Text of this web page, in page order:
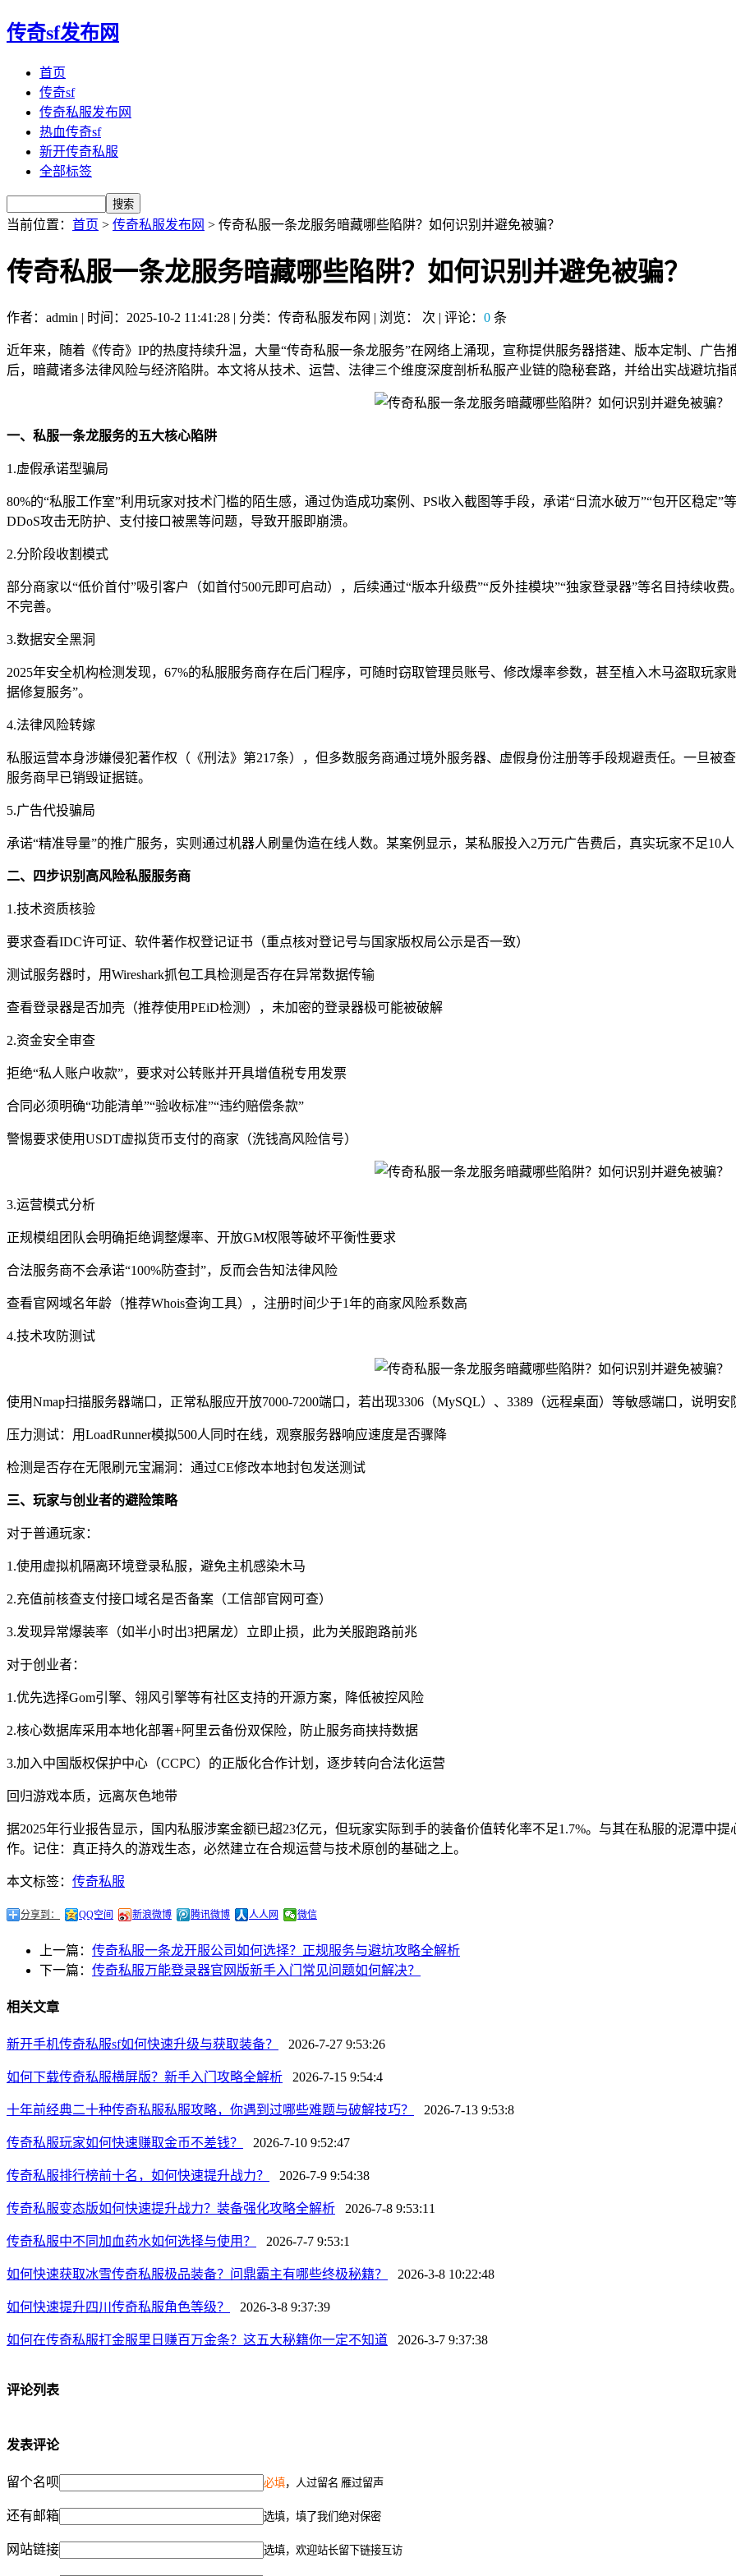
传奇sf发布网
首页
传奇sf
传奇私服发布网
热血传奇sf
新开传奇私服
全部标签
当前位置： 首页 > 传奇私服发布网 > 传奇私服一条龙服务暗藏哪些陷阱？如何识别并避免被骗？
传奇私服一条龙服务暗藏哪些陷阱？如何识别并避免被骗？
作者：admin | 时间：2025-10-2 11:41:28 | 分类：传奇私服发布网 | 浏览： 次 | 评论： 0 条
近年来，随着《传奇》IP的热度持续升温，大量“传奇私服一条龙服务”在网络上涌现，宣称提供服务器搭建、版本定制、广
后，暗藏诸多法律风险与经济陷阱。本文将从技术、运营、法律三个维度深度剖析私服产业链的隐秘套路，并给出实战避坑指
一、私服一条龙服务的五大核心陷阱
1.虚假承诺型骗局
80%的“私服工作室”利用玩家对技术门槛的陌生感，通过伪造成功案例、PS收入截图等手段，承诺“日流水破万”“包开区稳定
DDoS攻击无防护、支付接口被黑等问题，导致开服即崩溃。
2.分阶段收割模式
部分商家以“低价首付”吸引客户（如首付500元即可启动），后续通过“版本升级费”“反外挂模块”“独家登录器”等名目持续收
不完善。
3.数据安全黑洞
2025年安全机构检测发现，67%的私服服务商存在后门程序，可随时窃取管理员账号、修改爆率参数，甚至植入木马盗取玩
据修复服务”。
4.法律风险转嫁
私服运营本身涉嫌侵犯著作权（《刑法》第217条），但多数服务商通过境外服务器、虚假身份注册等手段规避责任。一旦被
服务商早已销毁证据链。
5.广告代投骗局
承诺“精准导量”的推广服务，实则通过机器人刷量伪造在线人数。某案例显示，某私服投入2万元广告费后，真实玩家不足10
二、四步识别高风险私服服务商
1.技术资质核验
要求查看IDC许可证、软件著作权登记证书（重点核对登记号与国家版权局公示是否一致）
测试服务器时，用Wireshark抓包工具检测是否存在异常数据传输
查看登录器是否加壳（推荐使用PEiD检测），未加密的登录器极可能被破解
2.资金安全审查
拒绝“私人账户收款”，要求对公转账并开具增值税专用发票
合同必须明确“功能清单”“验收标准”“违约赔偿条款”
警惕要求使用USDT虚拟货币支付的商家（洗钱高风险信号）
3.运营模式分析
正规模组团队会明确拒绝调整爆率、开放GM权限等破坏平衡性要求
合法服务商不会承诺“100%防查封”，反而会告知法律风险
查看官网域名年龄（推荐Whois查询工具），注册时间少于1年的商家风险系数高
4.技术攻防测试
使用Nmap扫描服务器端口，正常私服应开放7000-7200端口，若出现3306（MySQL）、3389（远程桌面）等敏感端口，说明安
压力测试：用LoadRunner模拟500人同时在线，观察服务器响应速度是否骤降
检测是否存在无限刷元宝漏洞：通过CE修改本地封包发送测试
三、玩家与创业者的避险策略
对于普通玩家：
1.使用虚拟机隔离环境登录私服，避免主机感染木马
2.充值前核查支付接口域名是否备案（工信部官网可查）
3.发现异常爆装率（如半小时出3把屠龙）立即止损，此为关服跑路前兆
对于创业者：
1.优先选择Gom引擎、翎风引擎等有社区支持的开源方案，降低被控风险
2.核心数据库采用本地化部署+阿里云备份双保险，防止服务商挟持数据
3.加入中国版权保护中心（CCPC）的正版化合作计划，逐步转向合法化运营
回归游戏本质，远离灰色地带
据2025年行业报告显示，国内私服涉案金额已超23亿元，但玩家实际到手的装备价值转化率不足1.7%。与其在私服的泥潭中
作。记住：真正持久的游戏生态，必然建立在合规运营与技术原创的基础之上。
本文标签： 传奇私服
分享到： QQ空间 新浪微博 腾讯微博 人人网 微信
上一篇： 传奇私服一条龙开服公司如何选择？正规服务与避坑攻略全解析
下一篇： 传奇私服万能登录器官网版新手入门常见问题如何解决？
相关文章
新开手机传奇私服sf如何快速升级与获取装备？ 2026-7-27 9:53:26
如何下载传奇私服横屏版？新手入门攻略全解析 2026-7-15 9:54:4
十年前经典二十种传奇私服私服攻略，你遇到过哪些难题与破解技巧？ 2026-7-13 9:53:8
传奇私服玩家如何快速赚取金币不差钱？ 2026-7-10 9:52:47
传奇私服排行榜前十名，如何快速提升战力？ 2026-7-9 9:54:38
传奇私服变态版如何快速提升战力？装备强化攻略全解析 2026-7-8 9:53:11
传奇私服中不同加血药水如何选择与使用？ 2026-7-7 9:53:1
如何快速获取冰雪传奇私服极品装备？问鼎霸主有哪些终极秘籍？ 2026-3-8 10:22:48
如何快速提升四川传奇私服角色等级？ 2026-3-8 9:37:39
如何在传奇私服打金服里日赚百万金条？这五大秘籍你一定不知道 2026-3-7 9:37:38
评论列表
发表评论
留个名呗 必填，人过留名 雁过留声
还有邮箱 选填，填了我们绝对保密
网站链接 选填，欢迎站长留下链接互访